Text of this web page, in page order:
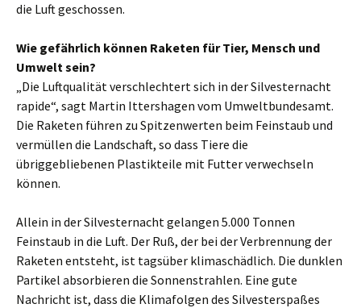
die Luft geschossen.
Wie gefährlich können Raketen für Tier, Mensch und
Umwelt sein?
„Die Luftqualität verschlechtert sich in der Silvesternacht
rapide“, sagt Martin Ittershagen vom Umweltbundesamt.
Die Raketen führen zu Spitzenwerten beim Feinstaub und
vermüllen die Landschaft, so dass Tiere die
übriggebliebenen Plastikteile mit Futter verwechseln
können.
Allein in der Silvesternacht gelangen 5.000 Tonnen
Feinstaub in die Luft. Der Ruß, der bei der Verbrennung der
Raketen entsteht, ist tagsüber klimaschädlich. Die dunklen
Partikel absorbieren die Sonnenstrahlen. Eine gute
Nachricht ist, dass die Klimafolgen des Silvesterspaßes